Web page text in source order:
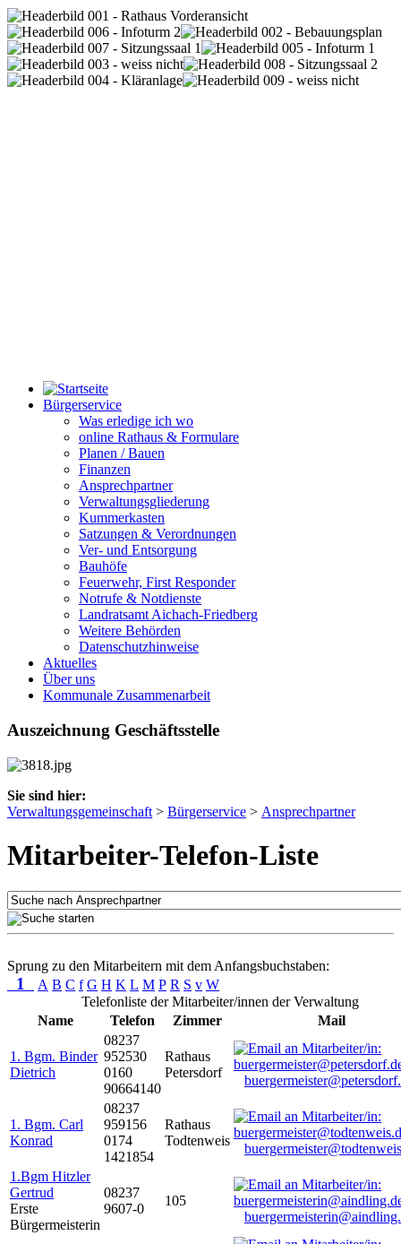
Bürgerservice
Was erledige ich wo
online Rathaus & Formulare
Planen / Bauen
Finanzen
Ansprechpartner
Verwaltungsgliederung
Kummerkasten
Satzungen & Verordnungen
Ver- und Entsorgung
Bauhöfe
Feuerwehr, First Responder
Notrufe & Notdienste
Landratsamt Aichach-Friedberg
Weitere Behörden
Datenschutzhinweise
Aktuelles
Über uns
Kommunale Zusammenarbeit
Auszeichnung Geschäftsstelle
Sie sind hier:
Verwaltungsgemeinschaft > Bürgerservice > Ansprechpartner
Mitarbeiter-Telefon-Liste
Sprung zu den Mitarbeitern mit dem Anfangsbuchstaben:
1 A B C f G H K L M P R S v W
Telefonliste der Mitarbeiter/innen der Verwaltung
Name
Telefon Zimmer Mail
1. Bgm. Binder
Dietrich
08237
952530
0160
90664140
Rathaus
Petersdorf
1. Bgm. Carl
Konrad
08237
959156
0174
1421854
Rathaus
Todtenweis
1.Bgm Hitzler
Gertrud
Erste
Bürgermeisterin
08237
9607-0
105